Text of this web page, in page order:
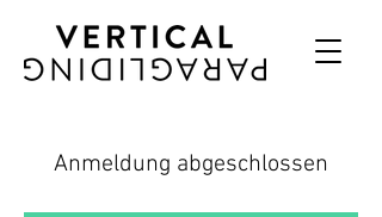
Anmeldung abgeschlossen